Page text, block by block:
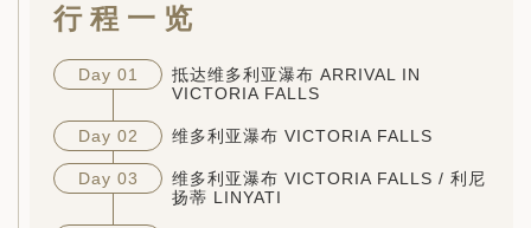
行程一览
Day 01
抵达维多利亚瀑布 ARRIVAL IN
VICTORIA FALLS
Day 02 维多利亚瀑布 VICTORIA FALLS
Day 03
维多利亚瀑布 VICTORIA FALLS / 利尼
扬蒂 LINYATI